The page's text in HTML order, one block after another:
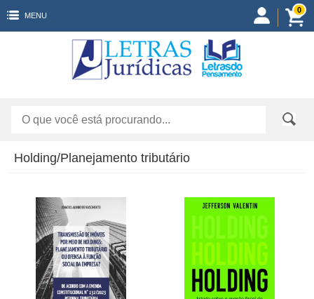
MENU
0
Holding/Planejamento tributário